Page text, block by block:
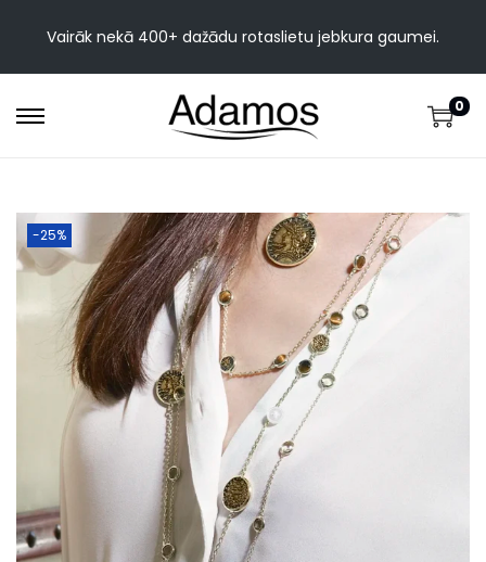
Vairāk nekā 400+ dažādu rotaslietu jebkura gaumei.
0
-25%